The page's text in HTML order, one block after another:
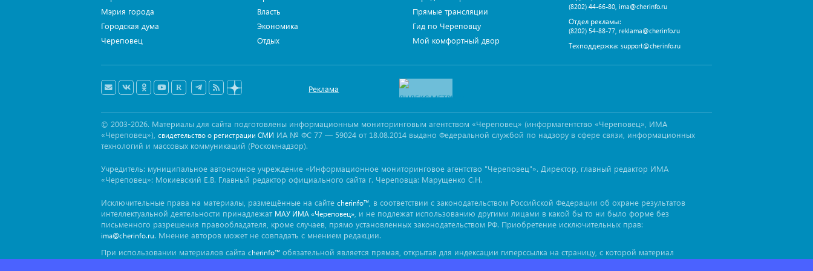
Мэрия города
Городская дума
Череповец
Власть
Экономика
Отдых
Прямые трансляции
Гид по Череповцу
Мой комфортный двор
(8202) 44-66-80, ima@cherinfo.ru
Отдел рекламы:
(8202) 54-88-77, reklama@cherinfo.ru
Техподдержка: support@cherinfo.ru
Реклама
© 2003-2026. Материалы для сайта подготовлены информационным мониторинговым агентством «Череповец» (информагентство «Череповец», ИМА
«Череповец»), свидетельство о регистрации СМИ ИА № ФС 77 — 59024 от 18.08.2014 выдано Федеральной службой по надзору в сфере связи, информационных
технологий и массовых коммуникаций (Роскомнадзор).
Учредитель: муниципальное автономное учреждение «Информационное мониторинговое агентство "Череповец"». Директор, главный редактор ИМА
«Череповец»: Мокиевский Е.В. Главный редактор официального сайта г. Череповца: Марущенко С.Н.
Исключительные права на материалы, размещённые на сайте cherinfo™ , в соответствии с законодательством Российской Федерации об охране результатов
интеллектуальной деятельности принадлежат МАУ ИМА «Череповец» , и не подлежат использованию другими лицами в какой бы то ни было форме без
письменного разрешения правообладателя, кроме случаев, прямо установленных законодательством РФ. Приобретение исключительных прав:
ima@cherinfo.ru. Мнение авторов может не совпадать с мнением редакции.
При использовании материалов сайта cherinfo™ обязательной является прямая, открытая для индексации гиперссылка на страницу, с которой материал